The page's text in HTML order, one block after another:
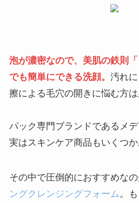
泡が濃密なので、 美肌の鉄則
でも簡単にできる洗顔。 汚れ
擦による毛穴の開きに悩む方は
パック専門ブランドであるメデ
実はスキンケア商品もいくつか
その中で圧倒的におすすめな
ングクレンジングフォーム 。